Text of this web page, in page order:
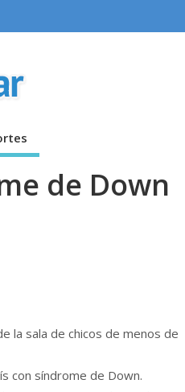
de Down
la sala de chicos de menos de
con síndrome de Down.